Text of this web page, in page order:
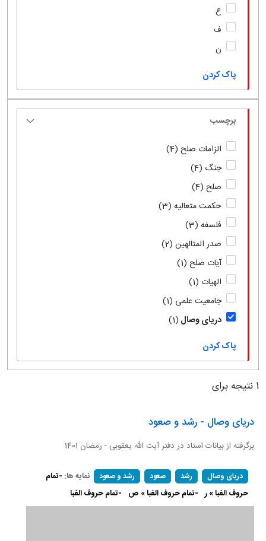
ع
ف
ن
پاک کردن
برچسب
الزامات صلح (4)
جنگ (4)
صلح (4)
حکمت متعالیه (3)
فلسفه (3)
صدر المتالهین (2)
آیات صلح (1)
الهیات (1)
جامعیت علمی (1)
دریای وصال (1)
پاک کردن
1 نتیجه برای
دریای وصال - رشد و صعود
برگرفته از بیانات استاد در دفتر آیت الله یعقوبی - رمضان 1401
دریای وصال رشد صعود رشد و صعود نمایه ها: -تمام
حروف الفبا » ر -تمام حروف الفبا » ص -تمام حروف الفبا